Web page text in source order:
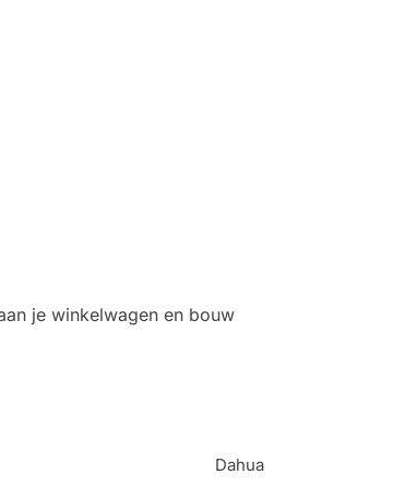
je winkelwagen en bouw
Dahua